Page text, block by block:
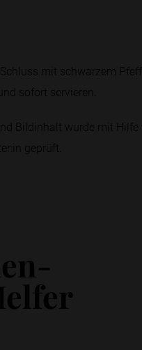
mit schwarzem
sofort servieren.
Bildinhalt wurde mit
geprüft.